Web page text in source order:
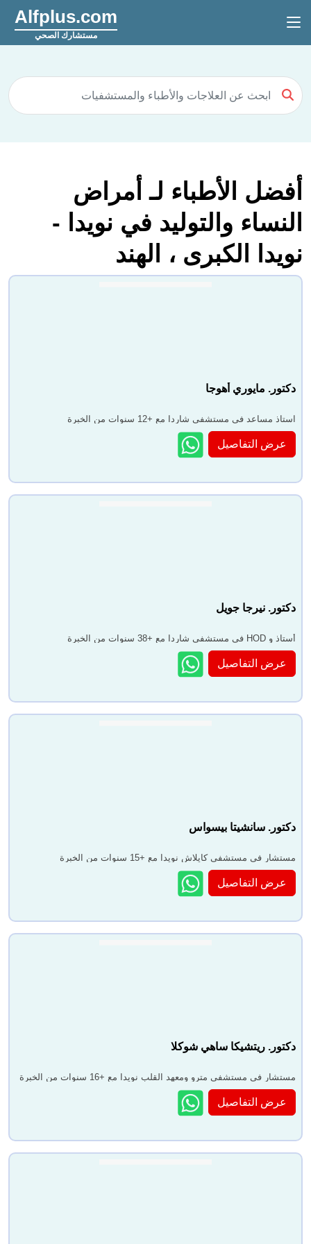
Alfplus.com
مستشارك الصحي
أفضل الأطباء لـ أمراض
النساء والتوليد في نويدا -
نويدا الكبرى ، الهند
دكتور. مايوري أهوجا
استاذ مساعد في مستشفى شاردا مع +12 سنوات من الخبرة
عرض التفاصيل
دكتور. نيرجا جويل
أستاذ و HOD في مستشفى شاردا مع +38 سنوات من الخبرة
عرض التفاصيل
دكتور. سانشيتا بيسواس
مستشار في مستشفى كايلاش نويدا مع +15 سنوات من الخبرة
عرض التفاصيل
دكتور. ريتشيكا ساهي شوكلا
مستشار في مستشفى مترو ومعهد القلب نويدا مع +16 سنوات من الخبرة
عرض التفاصيل